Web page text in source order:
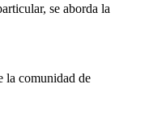
se aborda la
la comunidad de